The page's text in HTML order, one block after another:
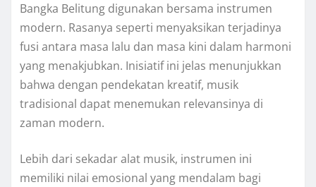
Bangka Belitung digunakan bersama instrumen
modern. Rasanya seperti menyaksikan terjadinya
fusi antara masa lalu dan masa kini dalam harmoni
yang menakjubkan. Inisiatif ini jelas menunjukkan
bahwa dengan pendekatan kreatif, musik
tradisional dapat menemukan relevansinya di
zaman modern.
Lebih dari sekadar alat musik, instrumen ini
memiliki nilai emosional yang mendalam bagi